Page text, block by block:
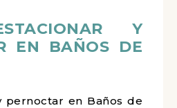
Y
EN BAÑOS DE
pernoctar en Baños de